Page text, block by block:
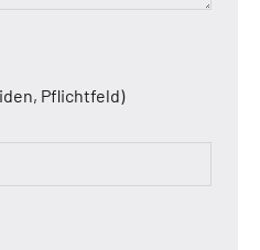
Pflichtfeld)